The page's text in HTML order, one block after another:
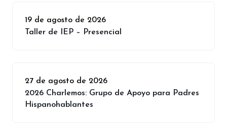
19 de agosto de 2026
Taller de IEP – Presencial
27 de agosto de 2026
2026 Charlemos: Grupo de Apoyo para Padres
Hispanohablantes